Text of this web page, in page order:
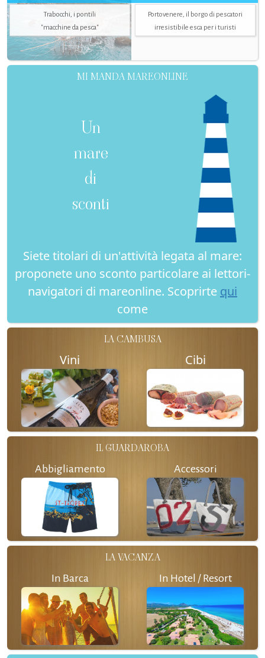
Trabocchi, i pontili
"macchine da pesca"
Portovenere, il borgo di pescatori
irresistibile esca per i turisti
MI MANDA MAREONLINE
Un
mare
di
sconti
Siete titolari di un'attività legata al mare:
proponete uno sconto particolare ai lettori-
navigatori di mareonline. Scoprirte qui
come
LA CAMBUSA
Vini Cibi
IL GUARDAROBA
Abbigliamento Accessori
LA VACANZA
In Barca In Hotel / Resort